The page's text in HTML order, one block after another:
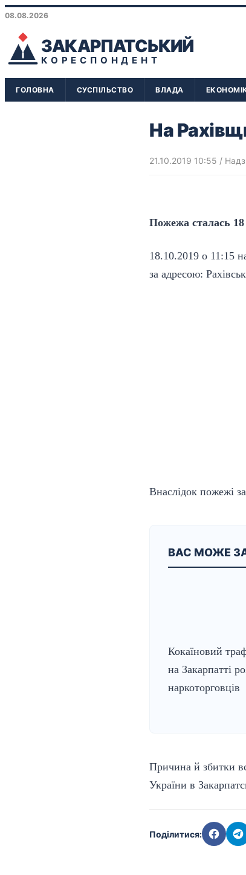
08.08.2026
ЗАКАРПАТСЬКИЙ
КОРЕСПОНДЕНТ
ГОЛОВНА СУСПІЛЬСТВО ВЛАДА
На
21.10.2019 10:55 /
Пожежа сталась
18.10.2019 о 11:15
за адресою:
Внаслідок пожежі
ВАС МОЖЕ
Кокаїновий
на Закарпатті
наркоторговців
Причина й збитки
України в
Поділитися: